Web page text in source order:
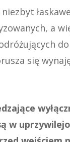
a
się
w